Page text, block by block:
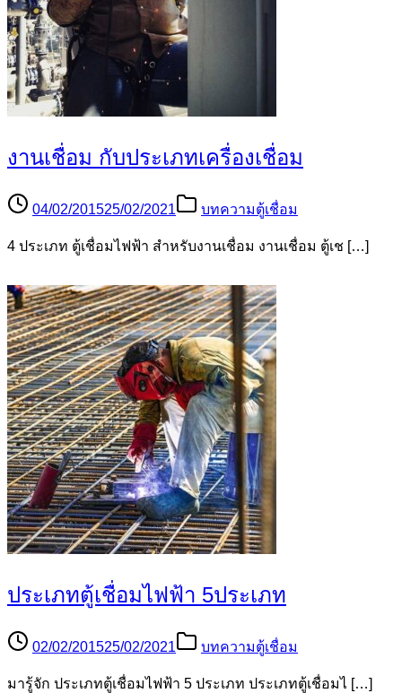
งานเชื่อม กับประเภทเครื่องเชื่อม
04/02/201525/02/2021 บทความตู้เชื่อม
4 ประเภท ตู้เชื่อมไฟฟ้า สำหรับงานเชื่อม งานเชื่อม ตู้เช […]
ประเภทตู้เชื่อมไฟฟ้า 5ประเภท
02/02/201525/02/2021 บทความตู้เชื่อม
มารู้จัก ประเภทตู้เชื่อมไฟฟ้า 5 ประเภท ประเภทตู้เชื่อมไ […]